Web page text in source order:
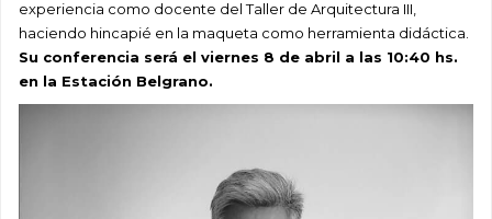
experiencia como docente del Taller de Arquitectura III,
haciendo hincapié en la maqueta como herramienta didáctica.
Su conferencia será el viernes 8 de abril a las 10:40 hs.
en la Estación Belgrano.